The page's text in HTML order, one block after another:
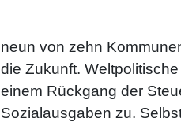
neun von zehn
die Zukunft.
einem Rückgang der
Sozialausgaben zu.